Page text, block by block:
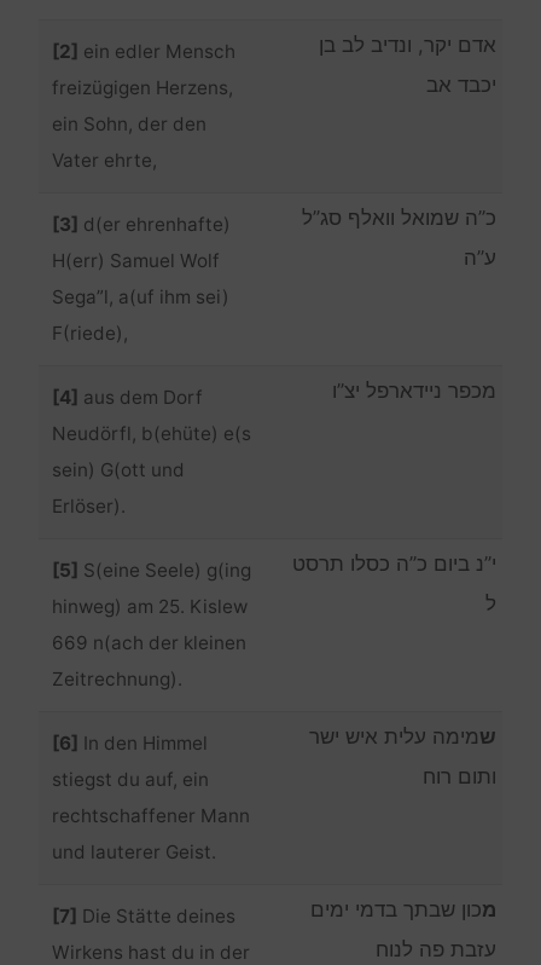
[2] ein edler Mensch
freizügigen Herzens,
ein Sohn, der den
Vater ehrte,
אדם יקר, ונדיב לב בן
יכבד אב
[3] d(er ehrenhafte)
H(err) Samuel Wolf
Sega”l, a(uf ihm sei)
F(riede),
כ”ה שמואל וואלף סג”ל
ע”ה
[4] aus dem Dorf
Neudörfl, b(ehüte) e(s
sein) G(ott und
Erlöser).
מכפר ניידארפל יצ”ו
[5] S(eine Seele) g(ing
hinweg) am 25. Kislew
669 n(ach der kleinen
Zeitrechnung).
י”נ ביום כ”ה כסלו תרסט
ל
[6] In den Himmel
stiegst du auf, ein
rechtschaffener Mann
und lauterer Geist.
שמימה עלית איש ישר
ותום רוח
[7] Die Stätte deines
Wirkens hast du in der
מכון שבתך בדמי ימים
עזבת פה לנוח